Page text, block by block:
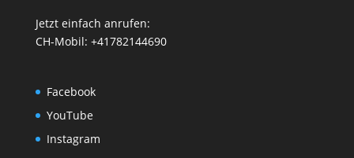
Jetzt einfach anrufen:
CH-Mobil: +41782144690
Facebook
YouTube
Instagram